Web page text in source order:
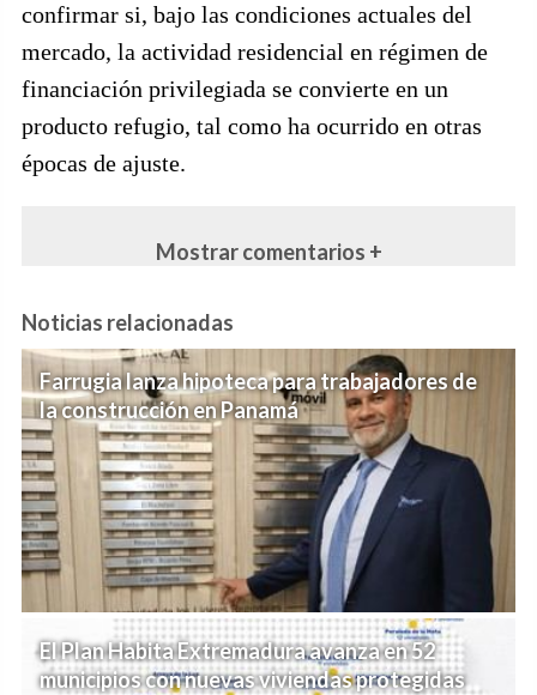
confirmar si, bajo las condiciones actuales del
mercado, la actividad residencial en régimen de
financiación privilegiada se convierte en un
producto refugio, tal como ha ocurrido en otras
épocas de ajuste.
Mostrar comentarios +
Noticias relacionadas
Farrugia lanza hipoteca para trabajadores de
la construcción en Panamá
El Plan Habita Extremadura avanza en 52
municipios con nuevas viviendas protegidas